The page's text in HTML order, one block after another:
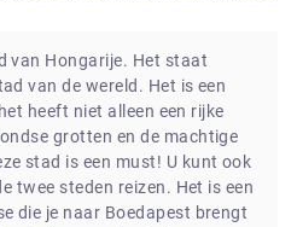
van Hongarije. Het staat
van de wereld. Het is een
heeft niet alleen een rijke
grotten en de machtige
stad is een must! U kunt ook
twee steden reizen. Het is een
die je naar Boedapest brengt